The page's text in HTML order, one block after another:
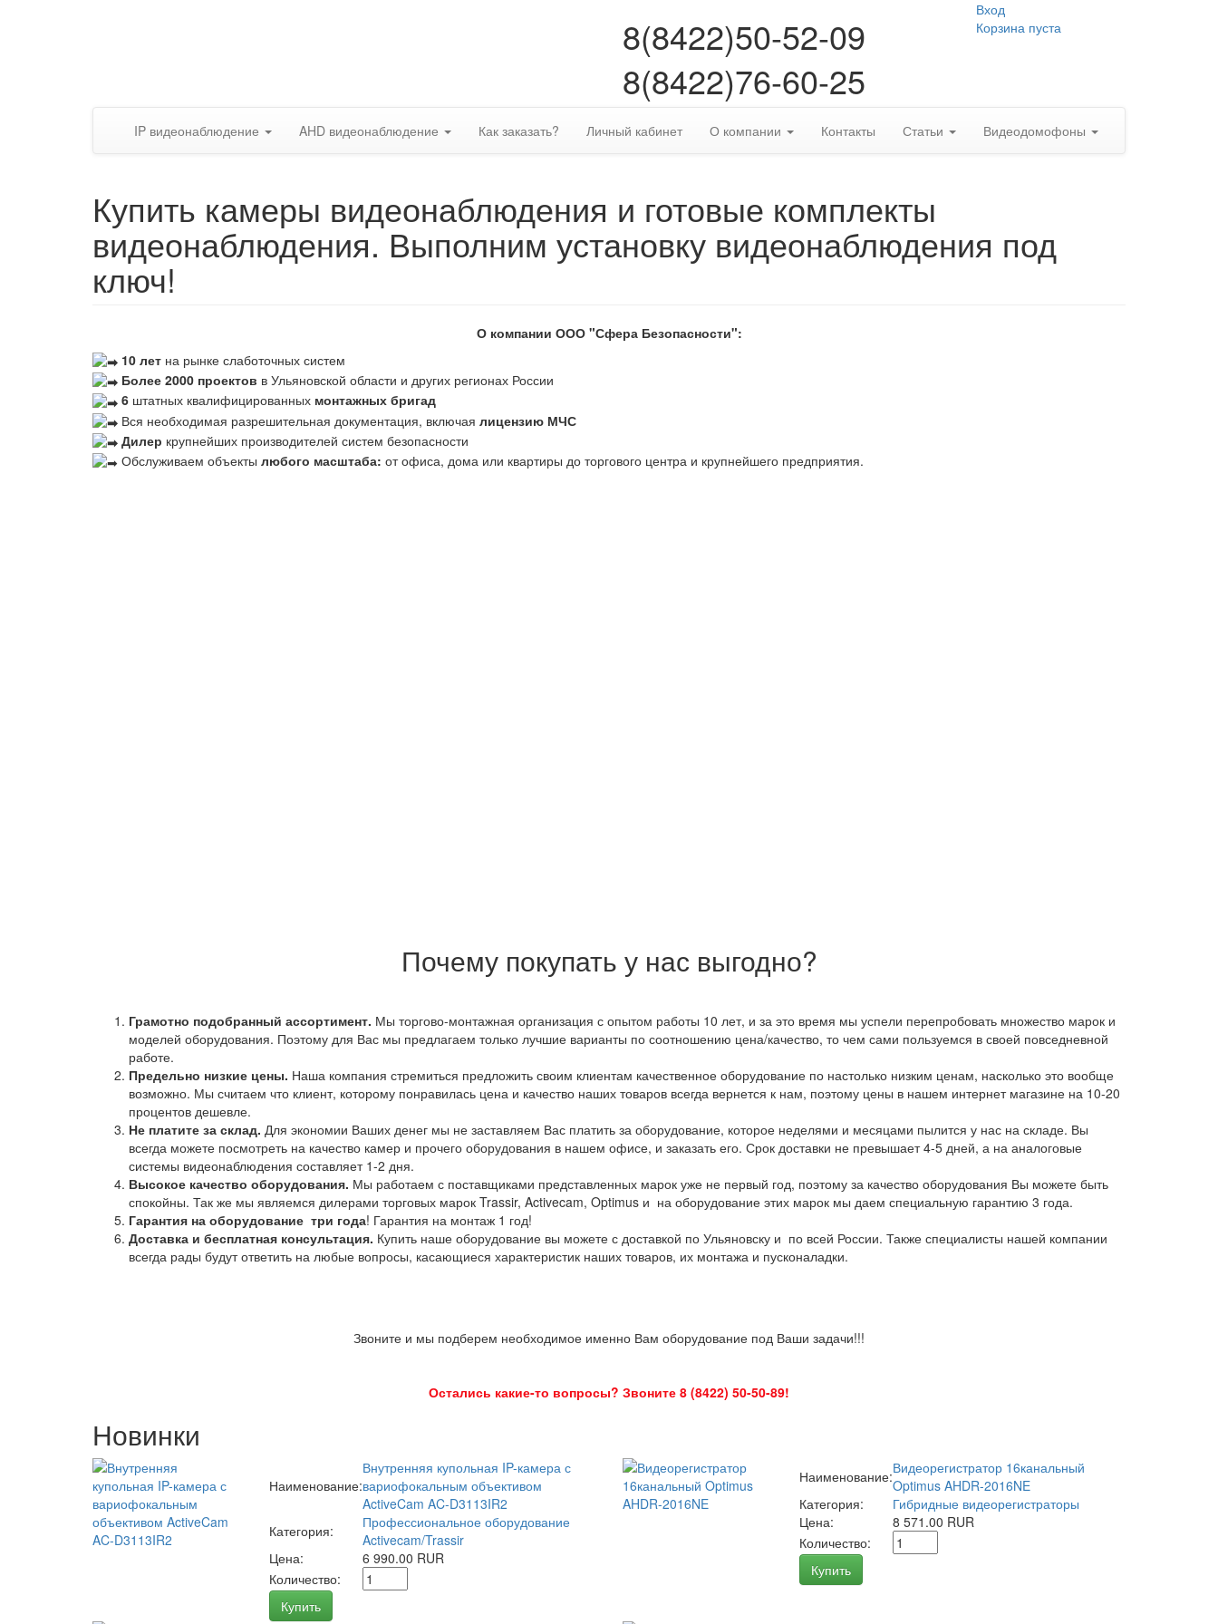
8(8422)50-52-09
8(8422)76-60-25
Вход
Корзина пуста
IP видеонаблюдение AHD видеонаблюдение Как заказать? Личный кабинет О компании Контакты Статьи Видеодомофоны
Купить камеры видеонаблюдения и готовые комплекты
видеонаблюдения. Выполним установку видеонаблюдения под
ключ!
О компании ООО "Сфера Безопасности":
10 лет на рынке слаботочных систем
Более 2000 проектов в Ульяновской области и других регионах России
6 штатных квалифицированных монтажных бригад
Вся необходимая разрешительная документация, включая лицензию МЧС
Дилер крупнейших производителей систем безопасности
Обслуживаем объекты любого масштаба: от офиса, дома или квартиры до торгового центра и крупнейшего предприятия.
Почему покупать у нас выгодно?
Грамотно подобранный ассортимент. Мы торгово-монтажная организация с опытом работы 10 лет, и за это время мы успели перепробовать множество марок и
моделей оборудования. Поэтому для Вас мы предлагаем только лучшие варианты по соотношению цена/качество, то чем сами пользуемся в своей повседневной
работе.
Предельно низкие цены. Наша компания стремиться предложить своим клиентам качественное оборудование по настолько низким ценам, насколько это вообще
возможно. Мы считаем что клиент, которому понравилась цена и качество наших товаров всегда вернется к нам, поэтому цены в нашем интернет магазине на 10-20
процентов дешевле.
Не платите за склад. Для экономии Ваших денег мы не заставляем Вас платить за оборудование, которое неделями и месяцами пылится у нас на складе. Вы
всегда можете посмотреть на качество камер и прочего оборудования в нашем офисе, и заказать его. Срок доставки не превышает 4-5 дней, а на аналоговые
системы видеонаблюдения составляет 1-2 дня.
Высокое качество оборудования. Мы работаем с поставщиками представленных марок уже не первый год, поэтому за качество оборудования Вы можете быть
спокойны. Так же мы являемся дилерами торговых марок Trassir, Activecam, Optimus и на оборудование этих марок мы даем специальную гарантию 3 года.
Гарантия на оборудование три года! Гарантия на монтаж 1 год!
Доставка и бесплатная консультация. Купить наше оборудование вы можете с доставкой по Ульяновску и по всей России. Также специалисты нашей компании
всегда рады будут ответить на любые вопросы, касающиеся характеристик наших товаров, их монтажа и пусконаладки.
Звоните и мы подберем необходимое именно Вам оборудование под Ваши задачи!!!
Остались какие-то вопросы? Звоните 8 (8422) 50-50-89!
Новинки
Наименование:
Внутренняя купольная IP-камера с
вариофокальным объективом
ActiveCam AC-D3113IR2
Категория:
Профессиональное оборудование
Activecam/Trassir
Цена:
6 990.00 RUR
Количество:
Купить
Наименование:Видеорегистратор 16канальный
Optimus AHDR-2016NE
Категория:
Гибридные видеорегистраторы
Цена:
8 571.00 RUR
Количество:
Купить